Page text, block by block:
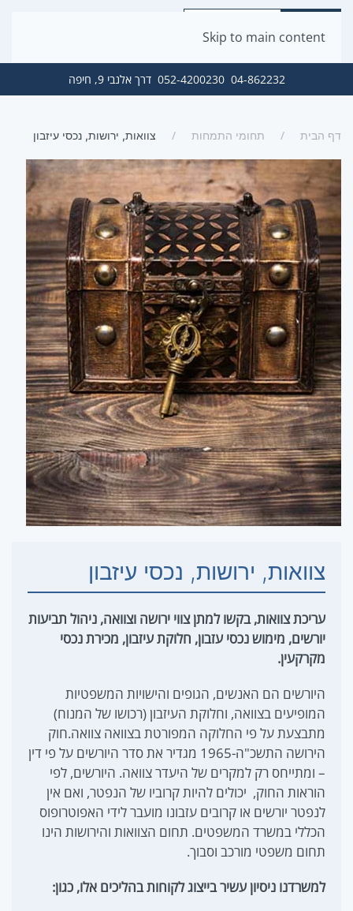
Skip to main content
04-862232
052-4200230 דרך אלנבי 9, חיפה
דף הבית תחומי התמחות צוואות, ירושות, נכסי עיזבון
צוואות, ירושות, נכסי עיזבון
עריכת צוואות, בקשו למתן צווי ירושה וצוואה, ניהול תביעות
יורשים, מימוש נכסי עזבון, חלוקת עיזבון, מכירת נכסי
מקרקעין.
היורשים הם האנשים, הגופים והישויות המשפטיות
המופיעים בצוואה, וחלוקת העיזבון (רכושו של המנוח)
מתבצעת על פי החלוקה המפורטת בצוואה צוואה.חוק
הירושה התשכ"ה-1965 מגדיר את סדר היורשים על פי דין
– ומתייחס רק למקרים של היעדר צוואה. היורשים, לפי
הוראות החוק, יכולים להיות קרוביו של הנפטר, ואם אין
לנפטר יורשים או קרובים עזבונו מועבר לידי האפוטרופוס
הכללי במשרד המשפטים. תחום הצוואות והירושות הינו
תחום משפטי מורכב וסבוך.
למשרדנו ניסיון עשיר בייצוג לקוחות בהליכים אלו, כגון: